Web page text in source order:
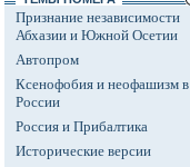
Признание независимости
Абхазии и Южной Осетии
Автопром
Ксенофобия и неофашизм в
России
Россия и Прибалтика
Исторические версии